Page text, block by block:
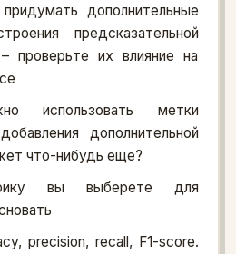
дополнительные
предсказательной
проверьте их влияние на
использовать метки
дополнительной
что-нибудь еще?
вы выберете для
precision, recall, F1-score.